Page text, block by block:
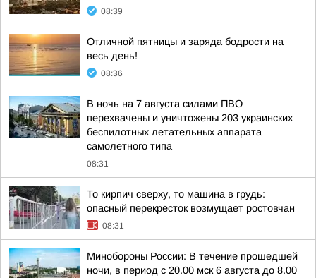
08:39
Отличной пятницы и заряда бодрости на
весь день!
08:36
В ночь на 7 августа силами ПВО
перехвачены и уничтожены 203 украинских
беспилотных летательных аппарата
самолетного типа
08:31
То кирпич сверху, то машина в грудь:
опасный перекрёсток возмущает ростовчан
08:31
Минобороны России: В течение прошедшей
ночи, в период с 20.00 мск 6 августа до 8.00